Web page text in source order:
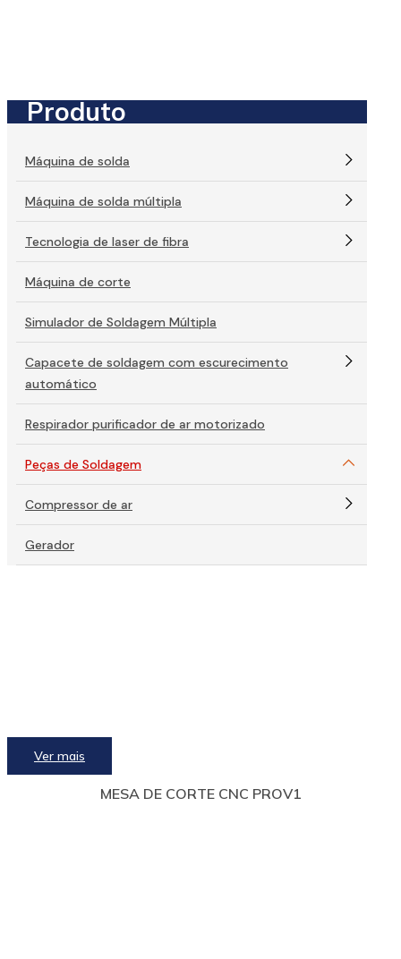
Produto
Máquina de solda
Máquina de solda múltipla
Tecnologia de laser de fibra
Máquina de corte
Simulador de Soldagem Múltipla
Capacete de soldagem com escurecimento
automático
Respirador purificador de ar motorizado
Peças de Soldagem
Compressor de ar
Gerador
Ver mais
MESA DE CORTE CNC PROV1